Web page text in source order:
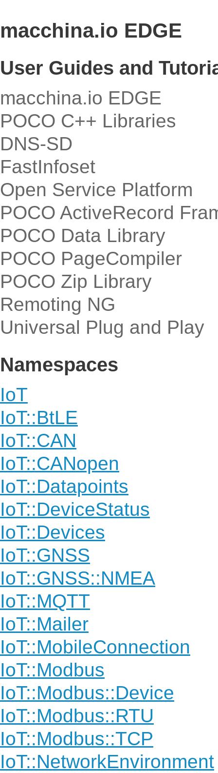
macchina.io EDGE
User Guides and
macchina.io EDGE
POCO C++ Libraries
DNS-SD
FastInfoset
Open Service Platform
POCO ActiveRecord
POCO Data Library
POCO PageCompiler
POCO Zip Library
Remoting NG
Universal Plug and Play
Namespaces
IoT
IoT::BtLE
IoT::CAN
IoT::CANopen
IoT::Datapoints
IoT::DeviceStatus
IoT::Devices
IoT::GNSS
IoT::GNSS::NMEA
IoT::MQTT
IoT::Mailer
IoT::MobileConnection
IoT::Modbus
IoT::Modbus::Device
IoT::Modbus::RTU
IoT::Modbus::TCP
IoT::NetworkEnvironment